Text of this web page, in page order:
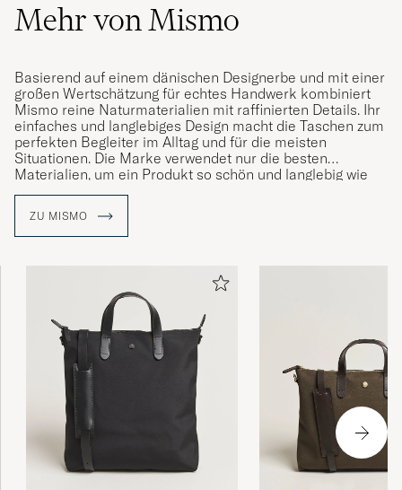
Mehr von Mismo
Basierend auf einem dänischen Designerbe und mit einer
großen Wertschätzung für echtes Handwerk kombiniert
Mismo reine Naturmaterialien mit raffinierten Details. Ihr
einfaches und langlebiges Design macht die Taschen zum
perfekten Begleiter im Alltag und für die meisten
Situationen. Die Marke verwendet nur die besten
Materialien, um ein Produkt so schön und langlebig wie
möglich zu machen und damit es schließlich eine schöne
ZU MISMO